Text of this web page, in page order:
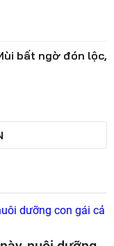
bất ngờ đón lộc,